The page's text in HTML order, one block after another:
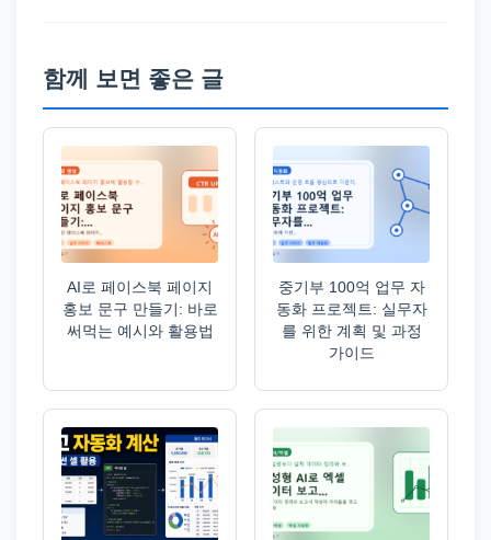
함께 보면 좋은 글
AI로 페이스북 페이지
홍보 문구 만들기: 바로
써먹는 예시와 활용법
중기부 100억 업무 자
동화 프로젝트: 실무자
를 위한 계획 및 과정
가이드